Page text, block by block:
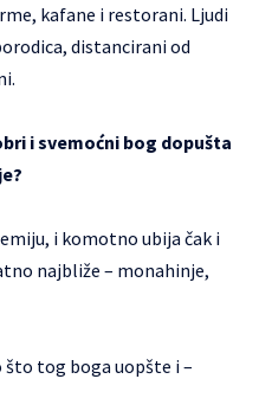
kafane i restorani. Ljudi
distancirani od
i svemoćni bog dopušta
i komotno ubija čak i
najbliže – monahinje,
što tog boga uopšte i –